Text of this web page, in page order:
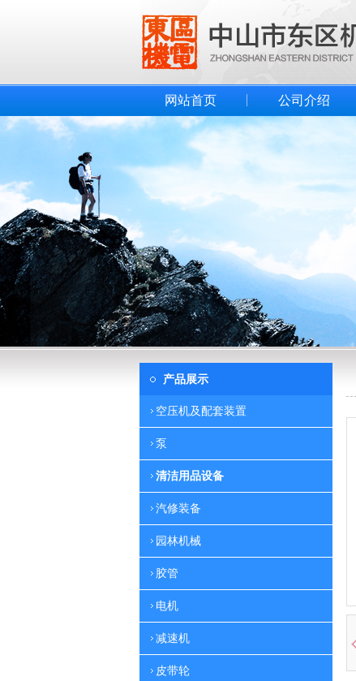
网站首页 公司介绍
产品展示
空压机及配套装置
泵
清洁用品设备
汽修装备
园林机械
胶管
电机
减速机
皮带轮